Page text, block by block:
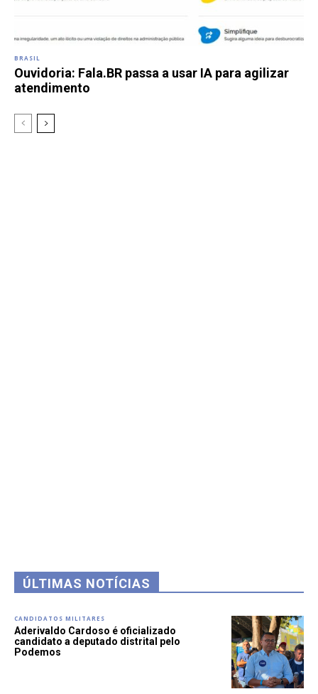
BRASIL
Ouvidoria: Fala.BR passa a usar IA para agilizar
atendimento
ÚLTIMAS NOTÍCIAS
CANDIDATOS MILITARES
Aderivaldo Cardoso é oficializado
candidato a deputado distrital pelo
Podemos